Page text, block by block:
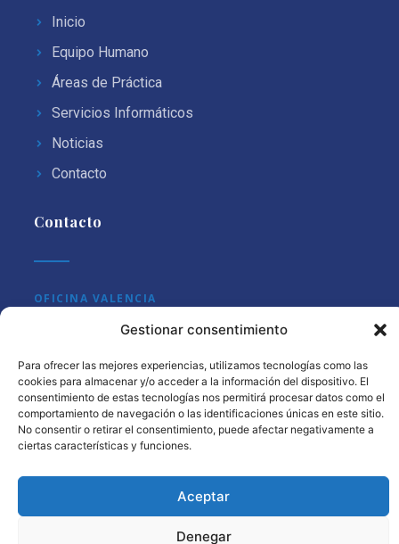
Gestionar consentimiento
Para ofrecer las mejores experiencias, utilizamos tecnologías como las
cookies para almacenar y/o acceder a la información del dispositivo. El
consentimiento de estas tecnologías nos permitirá procesar datos como el
comportamiento de navegación o las identificaciones únicas en este sitio.
No consentir o retirar el consentimiento, puede afectar negativamente a
ciertas características y funciones.
Aceptar
Denegar
Inicio
Equipo Humano
Áreas de Práctica
Servicios Informáticos
Noticias
Contacto
Contacto
OFICINA VALENCIA
C/ Maestro Clavé 3, 1º, 46001 Valencia
OFICINA MADRID
C/ Núñez de Balboa 115 bis, 3ºC, 28006 Madrid
© 2026 Wealth Law · Todos los derechos reservados · Sitio